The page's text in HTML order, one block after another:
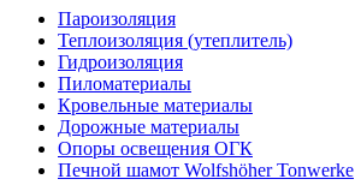
Пароизоляция
Теплоизоляция (утеплитель)
Гидроизоляция
Пиломатериалы
Кровельные материалы
Дорожные материалы
Опоры освещения ОГК
Печной шамот Wolfshöher Tonwerke